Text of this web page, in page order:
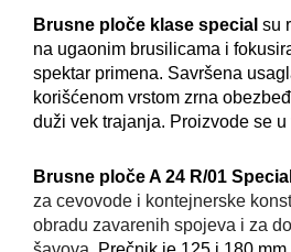
Brusne ploče klase special su
na ugaonim brusilicama i
spektar primena. Savršena
korišćenom vrstom zrna
duži vek trajanja. Proizvode se
Brusne ploče A 24 R/01 Special
za cevovode i kontejnerske
obradu zavarenih spojeva i za